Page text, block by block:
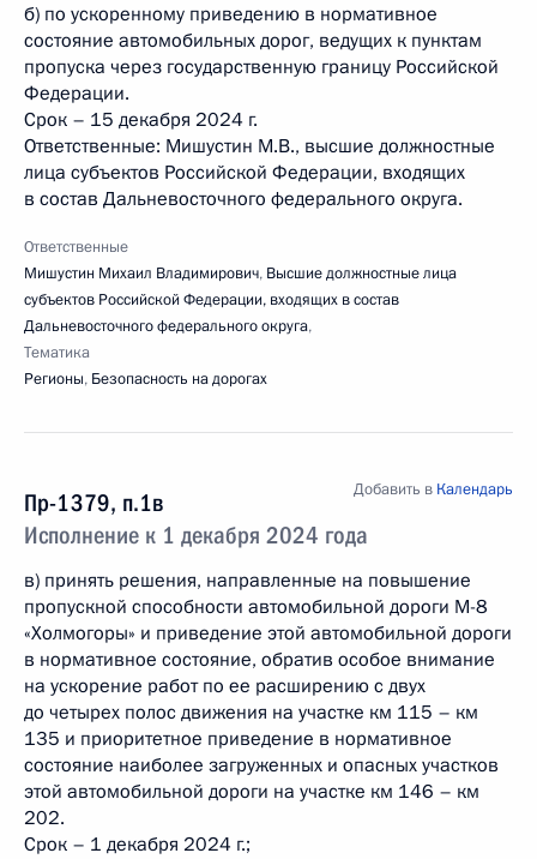
б) по ускоренному приведению в нормативное
состояние автомобильных дорог, ведущих к пунктам
пропуска через государственную границу Российской
Федерации.
Срок – 15 декабря 2024 г.
Ответственные: Мишустин М.В., высшие должностные
лица субъектов Российской Федерации, входящих
в состав Дальневосточного федерального округа.
Ответственные
Мишустин Михаил Владимирович, Высшие должностные лица
субъектов Российской Федерации, входящих в состав
Дальневосточного федерального округа,
Тематика
Регионы, Безопасность на дорогах
Пр-1379, п.1в
Исполнение к 1 декабря 2024 года
Добавить в Календарь
в) принять решения, направленные на повышение
пропускной способности автомобильной дороги М-8
«Холмогоры» и приведение этой автомобильной дороги
в нормативное состояние, обратив особое внимание
на ускорение работ по ее расширению с двух
до четырех полос движения на участке км 115 – км
135 и приоритетное приведение в нормативное
состояние наиболее загруженных и опасных участков
этой автомобильной дороги на участке км 146 – км
202.
Срок – 1 декабря 2024 г.;